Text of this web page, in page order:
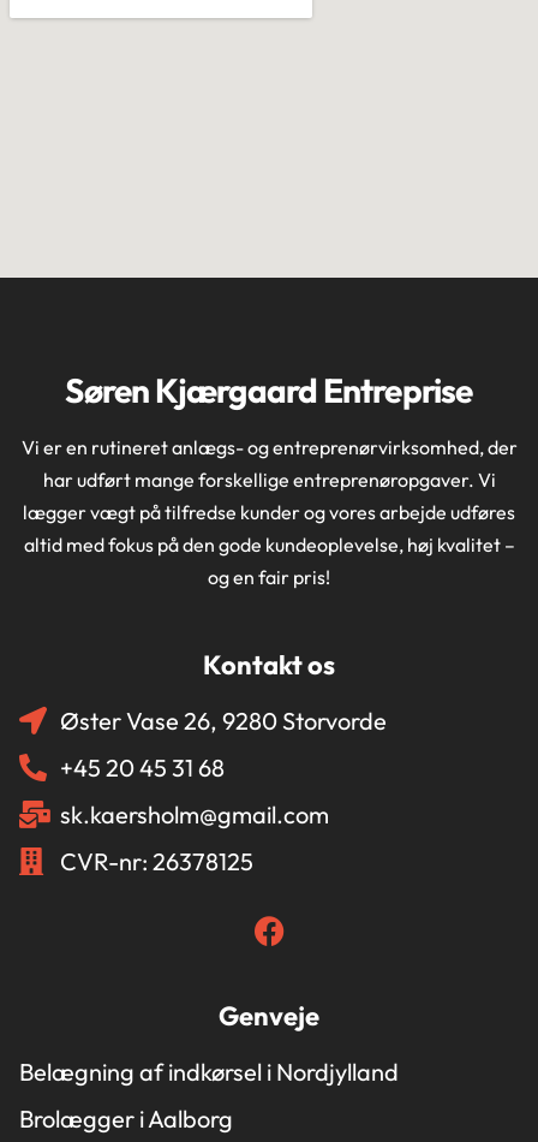
Søren Kjærgaard Entreprise
Vi er en rutineret anlægs- og entreprenørvirksomhed, der
har udført mange forskellige entreprenøropgaver. Vi
lægger vægt på tilfredse kunder og vores arbejde udføres
altid med fokus på den gode kundeoplevelse, høj kvalitet –
og en fair pris!
Kontakt os
Øster Vase 26, 9280 Storvorde
+45 20 45 31 68
sk.kaersholm@gmail.com
CVR-nr: 26378125
Genveje
Belægning af indkørsel i Nordjylland
Brolægger i Aalborg